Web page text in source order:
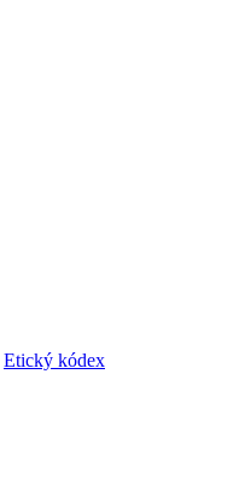
Etický kódex